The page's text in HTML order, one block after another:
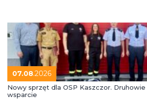
07.08.2026
Nowy sprzęt dla OSP Kaszczor.
wsparcie